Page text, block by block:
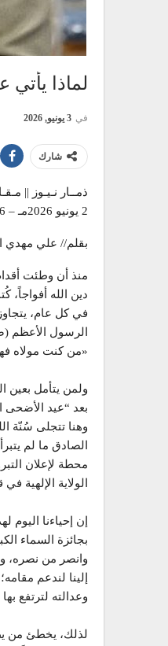
لماذا يأتي
في 3 يونيو, 2026
شارك
ذمــار نـيـوز ||
2 يونيو 2026مـ – 16 ذو الحجة 1447هـ
​بقلم// علي مهدي
​منذ أن وطئت
دين الله
في كل عام،
الرسول الأعظم
«من كنت مولاه
ولمن يتأمل بعين
بعد “عيد الأضحى
وهنا تتجلى سُنّة
الصادق ما لم
محطة لإعلان
الولاية الإلهية
إن إحياءنا
بجائزة السماء
وانصر من نصره،
إلينا لندعم
وعدالته لترتفع
لذلك، يخطئ من